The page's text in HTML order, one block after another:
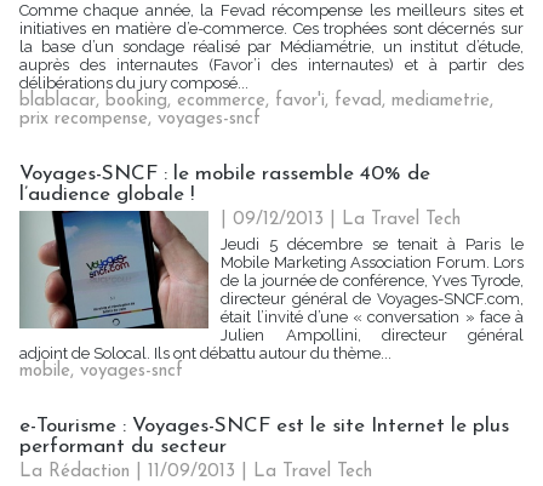
Comme chaque année, la Fevad récompense les meilleurs sites et
initiatives en matière d’e-commerce. Ces trophées sont décernés sur
la base d’un sondage réalisé par Médiamétrie, un institut d’étude,
auprès des internautes (Favor’i des internautes) et à partir des
délibérations du jury composé...
blablacar, booking, ecommerce, favor'i, fevad, mediametrie,
prix recompense, voyages-sncf
Voyages-SNCF : le mobile rassemble 40% de
l’audience globale !
| 09/12/2013
La Travel Tech
Jeudi 5 décembre se tenait à Paris le
Mobile Marketing Association Forum. Lors
de la journée de conférence, Yves Tyrode,
directeur général de Voyages-SNCF.com,
était l’invité d’une « conversation » face à
Julien Ampollini, directeur général
adjoint de Solocal. Ils ont débattu autour du thème...
mobile, voyages-sncf
e-Tourisme : Voyages-SNCF est le site Internet le plus
performant du secteur
La Rédaction | 11/09/2013
La Travel Tech